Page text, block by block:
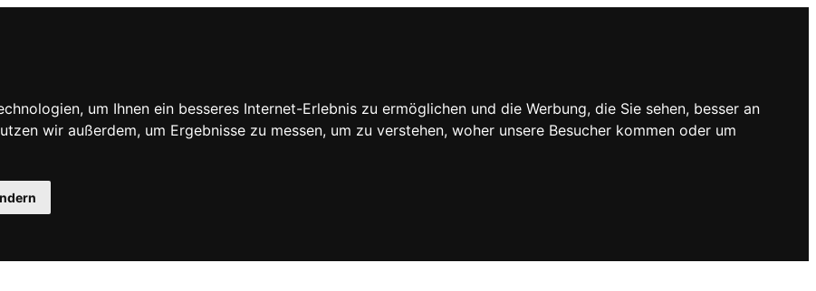
um Ihnen ein besseres Internet-Erlebnis zu ermöglichen und die Werbung, die Sie sehen, besser an
wir außerdem, um Ergebnisse zu messen, um zu verstehen, woher unsere Besucher kommen oder um